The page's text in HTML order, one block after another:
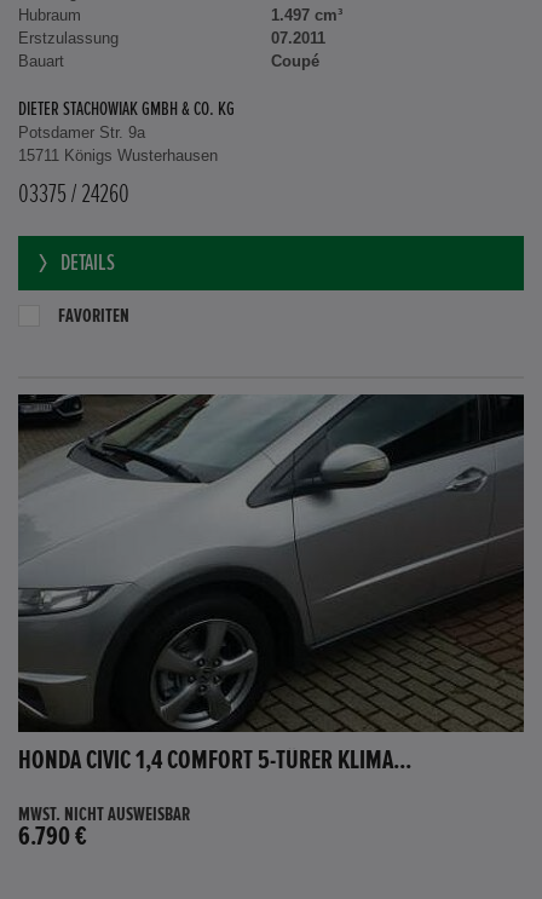
Hubraum
1.497 cm³
Erstzulassung
07.2011
Bauart
Coupé
DIETER STACHOWIAK GMBH & CO. KG
Potsdamer Str. 9a
15711 Königs Wusterhausen
03375 / 24260
DETAILS
FAVORITEN
HONDA CIVIC 1,4 COMFORT 5-TÜRER KLIMA...
MWST. NICHT AUSWEISBAR
6.790 €